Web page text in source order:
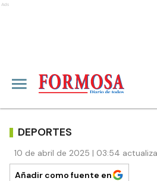
Ads
DEPORTES
10 de abril de 2025 | 03:54
Añadir como fuente en